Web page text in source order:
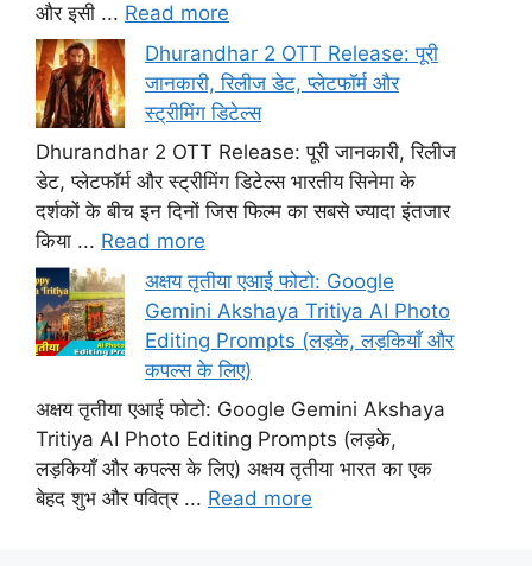
और इसी ... Read more
Dhurandhar 2 OTT Release: पूरी
जानकारी, रिलीज डेट, प्लेटफॉर्म और
स्ट्रीमिंग डिटेल्स
Dhurandhar 2 OTT Release: पूरी जानकारी, रिलीज
डेट, प्लेटफॉर्म और स्ट्रीमिंग डिटेल्स भारतीय सिनेमा के
दर्शकों के बीच इन दिनों जिस फिल्म का सबसे ज्यादा इंतजार
किया ... Read more
अक्षय तृतीया एआई फोटो: Google
Gemini Akshaya Tritiya AI Photo
Editing Prompts (लड़के, लड़कियाँ और
कपल्स के लिए)
अक्षय तृतीया एआई फोटो: Google Gemini Akshaya
Tritiya AI Photo Editing Prompts (लड़के,
लड़कियाँ और कपल्स के लिए) अक्षय तृतीया भारत का एक
बेहद शुभ और पवित्र ... Read more